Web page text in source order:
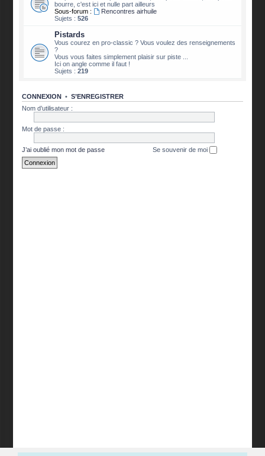
bourre, c'est ici et nulle part ailleurs
Sous-forum :
Rencontres airhuile
Sujets :526
Pistards
Vous courez en pro-classic ? Vous voulez des renseignements
?
Vous vous faites simplement plaisir sur piste ...
Ici on angle comme il faut !
Sujets :219
CONNEXION •S’ENREGISTRER
Nom d’utilisateur :
Mot de passe :
J’ai oublié mon mot de passe Se souvenir de moi